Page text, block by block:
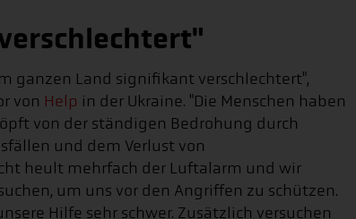
ganzen Land signifikant verschlechtert",
von Help in der Ukraine. "Die Menschen haben
von der ständigen Bedrohung durch
und dem Verlust von
heult mehrfach der Luftalarm und wir
um uns vor den Angriffen zu schützen.
Hilfe sehr schwer. Zusätzlich versuchen